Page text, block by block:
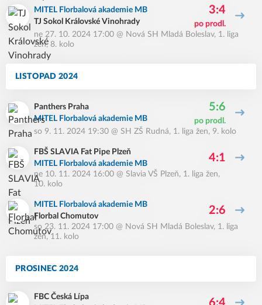
MITEL Florbalová akademie MB
TJ Sokol Královské Vinohrady
3:4
po prodl.
ne 27. 10. 2024 17:00 @ Nová SH Mladá Boleslav, 1. liga
žen, 8. kolo
LISTOPAD 2024
Panthers Praha
MITEL Florbalová akademie MB
5:6
po prodl.
so 9. 11. 2024 19:30 @ SH ZŠ Rudná, 1. liga žen, 9. kolo
FBŠ SLAVIA Fat Pipe Plzeň
MITEL Florbalová akademie MB
4:1
ne 10. 11. 2024 16:00 @ Slavia VŠ Plzeň, 1. liga žen,
10. kolo
MITEL Florbalová akademie MB
Florbal Chomutov
2:6
so 23. 11. 2024 17:00 @ Nová SH Mladá Boleslav, 1. liga
žen, 11. kolo
PROSINEC 2024
FBC Česká Lípa
6:4